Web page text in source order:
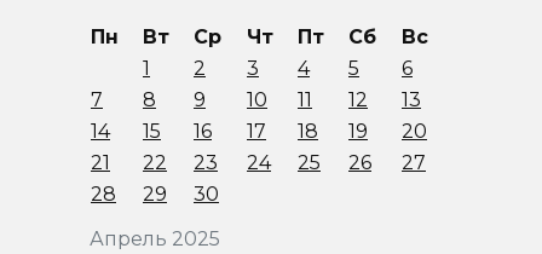
Апрель 2025
Пн Вт Ср Чт Пт Сб
Вс
1
2 3 4 5
6
7
8 9 10 11 12
13
14
15 16 17 18 19
20
21
22 23 24 25 26
27
28
29 30